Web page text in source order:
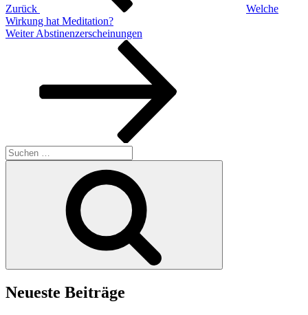
Zurück
Welche
Wirkung hat Meditation?
Nächster
Weiter Abstinenzerscheinungen
Suchen
nach:
Neueste Beiträge